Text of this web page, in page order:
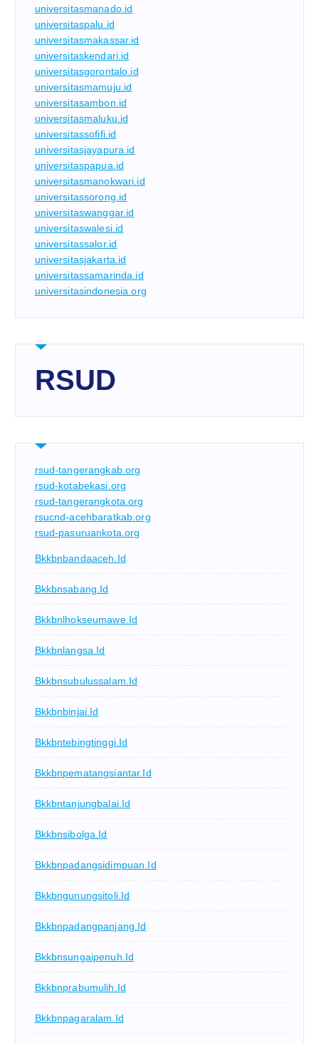
universitasmanado.id
universitaspalu.id
universitasmakassar.id
universitaskendari.id
universitasgorontalo.id
universitasmamuju.id
universitasambon.id
universitasmaluku.id
universitassofifi.id
universitasjayapura.id
universitaspapua.id
universitasmanokwari.id
universitassorong.id
universitaswanggar.id
universitaswalesi.id
universitassalor.id
universitasjakarta.id
universitassamarinda.id
universitasindonesia.org
RSUD
rsud-tangerangkab.org
rsud-kotabekasi.org
rsud-tangerangkota.org
rsucnd-acehbaratkab.org
rsud-pasuruankota.org
Bkkbnbandaaceh.id
Bkkbnsabang.id
Bkkbnlhokseumawe.id
Bkkbnlangsa.id
Bkkbnsubulussalam.id
Bkkbnbinjai.id
Bkkbntebingtinggi.id
Bkkbnpematangsiantar.id
Bkkbntanjungbalai.id
Bkkbnsibolga.id
Bkkbnpadangsidimpuan.id
Bkkbngunungsitoli.id
Bkkbnpadangpanjang.id
Bkkbnsungaipenuh.id
Bkkbnprabumulih.id
Bkkbnpagaralam.id